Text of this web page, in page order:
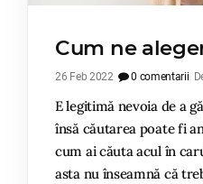
Cum ne
26 Feb 2022 0 comentarii
E legitimă nevoia de a
însă căutarea poate fi
cum ai căuta acul în
asta nu înseamnă că